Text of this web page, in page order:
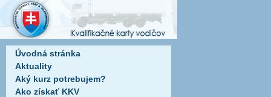
Úvodná stránka
Aktuality
Aký kurz potrebujem?
Ako získať KKV